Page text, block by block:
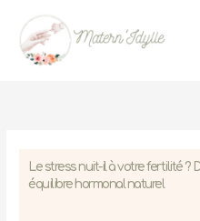
contenu
Le stress nuit-il à votre fertilité ?
équilibre hormonal naturel